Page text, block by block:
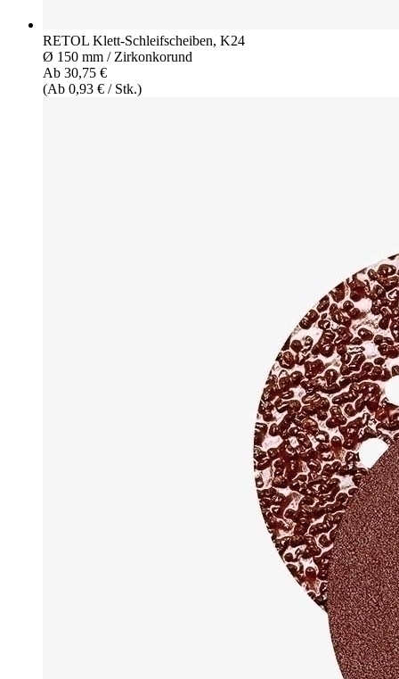
RETOL Klett-Schleifscheiben, K24
Ø 150 mm / Zirkonkorund
Ab 30,75 €
(Ab 0,93 € / Stk.)